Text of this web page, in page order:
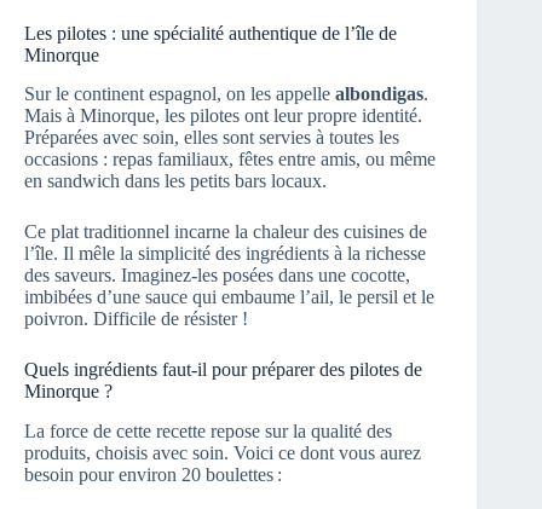
Les pilotes : une spécialité authentique de l’île de
Minorque
Sur le continent espagnol, on les appelle albondigas.
Mais à Minorque, les pilotes ont leur propre identité.
Préparées avec soin, elles sont servies à toutes les
occasions : repas familiaux, fêtes entre amis, ou même
en sandwich dans les petits bars locaux.
Ce plat traditionnel incarne la chaleur des cuisines de
l’île. Il mêle la simplicité des ingrédients à la richesse
des saveurs. Imaginez-les posées dans une cocotte,
imbibées d’une sauce qui embaume l’ail, le persil et le
poivron. Difficile de résister !
Quels ingrédients faut-il pour préparer des pilotes de
Minorque ?
La force de cette recette repose sur la qualité des
produits, choisis avec soin. Voici ce dont vous aurez
besoin pour environ 20 boulettes :